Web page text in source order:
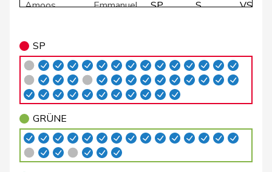
Amoos
Emmanuel SP S
VS
Badertscher
Christine GRÜNE G
BE
Badran
Jacqueline SP S
Bally
Balmer
Bettina FDP RL
Barandun
Nicole Mitte M-E
ZH
SP
GRÜNE